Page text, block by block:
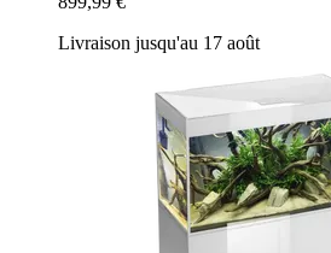
Livraison jusqu'au 17 août